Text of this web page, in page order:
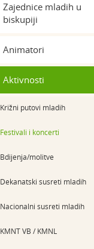
Zajednice mladih u
biskupiji
Animatori
Aktivnosti
Križni putovi mladih
Festivali i koncerti
Bdijenja/molitve
Dekanatski susreti mladih
Nacionalni susreti mladih
KMNT VB / KMNL